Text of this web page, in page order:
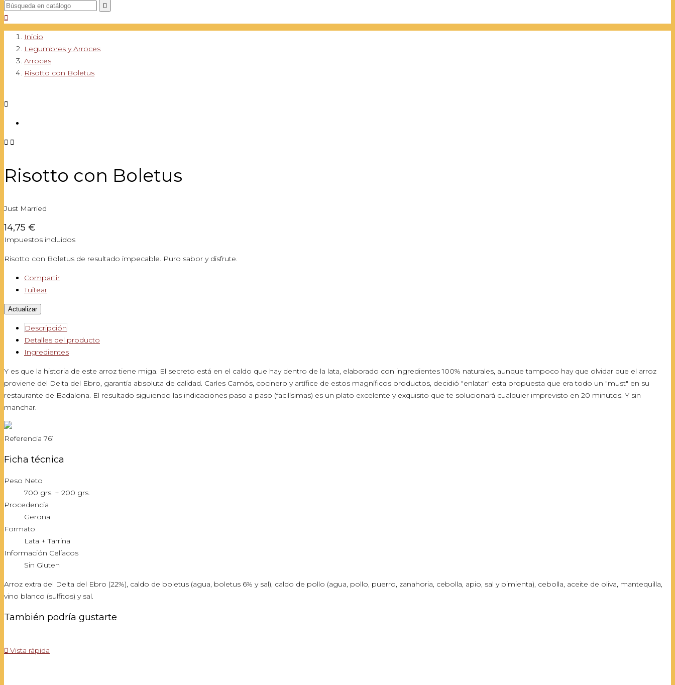


Inicio
Legumbres y Arroces
Arroces
Risotto con Boletus

 
Risotto con Boletus
Just Married
14,75 €
Impuestos incluidos
Risotto con Boletus de resultado impecable. Puro sabor y disfrute.
Compartir
Tuitear
Descripción
Detalles del producto
Ingredientes
Y es que la historia de este arroz tiene miga. El secreto está en el caldo que hay dentro de la lata, elaborado con ingredientes 100% naturales, aunque tampoco hay que olvidar que el arroz
proviene del Delta del Ebro, garantía absoluta de calidad. Carles Camós, cocinero y artífice de estos magníficos productos, decidió "enlatar" esta propuesta que era todo un "must" en su
restaurante de Badalona. El resultado siguiendo las indicaciones paso a paso (facilísimas) es un plato excelente y exquisito que te solucionará cualquier imprevisto en 20 minutos. Y sin
manchar.
Referencia 761
Ficha técnica
Peso Neto
700 grs. + 200 grs.
Procedencia
Gerona
Formato
Lata + Tarrina
Información Celíacos
Sin Gluten
Arroz extra del Delta del Ebro (22%), caldo de boletus (agua, boletus 6% y sal), caldo de pollo (agua, pollo, puerro, zanahoria, cebolla, apio, sal y pimienta), cebolla, aceite de oliva, mantequilla,
vino blanco (sulfitos) y sal.
También podría gustarte
 Vista rápida